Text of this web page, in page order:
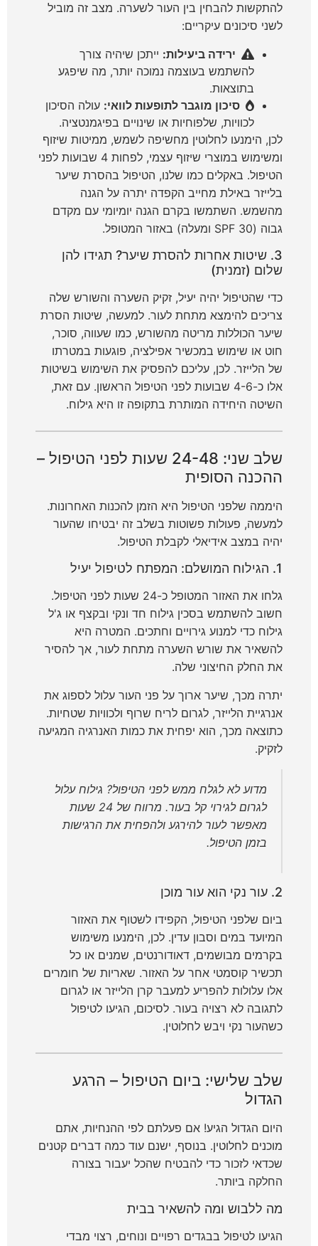
להתקשות להבחין בין העור לשערה. מצב זה מוביל
לשני סיכונים עיקריים:
ירידה ביעילות: ייתכן שיהיה צורך
להשתמש בעוצמה נמוכה יותר, מה שיפגע
בתוצאות.
סיכון מוגבר לתופעות לוואי: עולה הסיכון
לכוויות, שלפוחיות או שינויים בפיגמנטציה.
לכן, הימנעו לחלוטין מחשיפה לשמש, ממיטות שיזוף
ומשימוש במוצרי שיזוף עצמי, לפחות 4 שבועות לפני
הטיפול. באקלים כמו שלנו, הטיפול בהסרת שיער
בלייזר באילת מחייב הקפדה יתרה על הגנה
מהשמש. השתמשו בקרם הגנה יומיומי עם מקדם
גבוה (SPF 30 ומעלה) באזור המטופל.
3. שיטות אחרות להסרת שיער? תגידו להן
שלום (זמנית)
כדי שהטיפול יהיה יעיל, זקיק השערה והשורש שלה
צריכים להימצא מתחת לעור. למעשה, שיטות הסרת
שיער הכוללות מריטה מהשורש, כמו שעווה, סוכר,
חוט או שימוש במכשיר אפילציה, פוגעות במטרתו
של הלייזר. לכן, עליכם להפסיק את השימוש בשיטות
אלו כ-4-6 שבועות לפני הטיפול הראשון. עם זאת,
השיטה היחידה המותרת בתקופה זו היא גילוח.
שלב שני: 24-48 שעות לפני הטיפול –
ההכנה הסופית
היממה שלפני הטיפול היא הזמן להכנות האחרונות.
למעשה, פעולות פשוטות בשלב זה יבטיחו שהעור
יהיה במצב אידיאלי לקבלת הטיפול.
1. הגילוח המושלם: המפתח לטיפול יעיל
גלחו את האזור המטופל כ-24 שעות לפני הטיפול.
חשוב להשתמש בסכין גילוח חד ונקי ובקצף או ג'ל
גילוח כדי למנוע גירויים וחתכים. המטרה היא
להשאיר את שורש השערה מתחת לעור, אך להסיר
את החלק החיצוני שלה.
יתרה מכך, שיער ארוך על פני העור עלול לספוג את
אנרגיית הלייזר, לגרום לריח שרוף ולכוויות שטחיות.
כתוצאה מכך, הוא יפחית את כמות האנרגיה המגיעה
לזקיק.
מדוע לא לגלח ממש לפני הטיפול? גילוח עלול
לגרום לגירוי קל בעור. מרווח של 24 שעות
מאפשר לעור להירגע ולהפחית את הרגישות
בזמן הטיפול.
2. עור נקי הוא עור מוכן
ביום שלפני הטיפול, הקפידו לשטוף את האזור
המיועד במים וסבון עדין. לכן, הימנעו משימוש
בקרמים מבושמים, דאודורנטים, שמנים או כל
תכשיר קוסמטי אחר על האזור. שאריות של חומרים
אלו עלולות להפריע למעבר קרן הלייזר או לגרום
לתגובה לא רצויה בעור. לסיכום, הגיעו לטיפול
כשהעור נקי ויבש לחלוטין.
שלב שלישי: ביום הטיפול – הרגע
הגדול
היום הגדול הגיע! אם פעלתם לפי ההנחיות, אתם
מוכנים לחלוטין. בנוסף, ישנם עוד כמה דברים קטנים
שכדאי לזכור כדי להבטיח שהכל יעבור בצורה
החלקה ביותר.
מה ללבוש ומה להשאיר בבית
הגיעו לטיפול בבגדים רפויים ונוחים, רצוי מבדי